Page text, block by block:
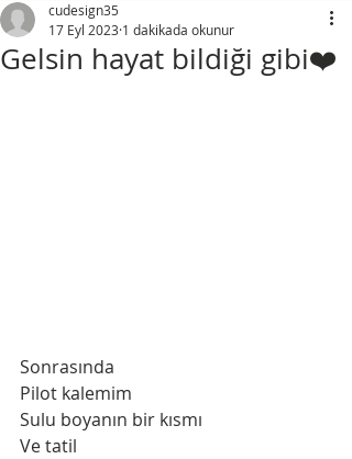
Gelsin hayat bildiği gibi❤️
cudesign35
17 Eyl 2023 1 dakikada okunur
Sonrasında
Pilot kalemim
Sulu boyanın bir kısmı
Ve tatil